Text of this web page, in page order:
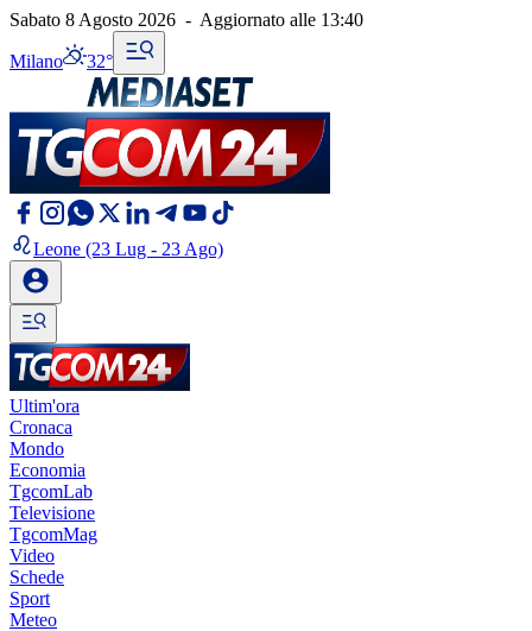
Sabato 8 Agosto 2026 - Aggiornato alle 13:40
Milano 32°
Leone (23 Lug - 23 Ago)
Ultim'ora
Cronaca
Mondo
Economia
TgcomLab
Televisione
TgcomMag
Video
Schede
Sport
Meteo